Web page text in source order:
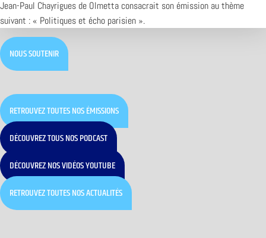
Jean-Paul Chayrigues de Olmetta consacrait son émission au thème
suivant : « Politiques et écho parisien ».
NOUS SOUTENIR
RETROUVEZ TOUTES NOS ÉMISSIONS
DÉCOUVREZ TOUS NOS PODCAST
DÉCOUVREZ NOS VIDÉOS YOUTUBE
RETROUVEZ TOUTES NOS ACTUALITÉS